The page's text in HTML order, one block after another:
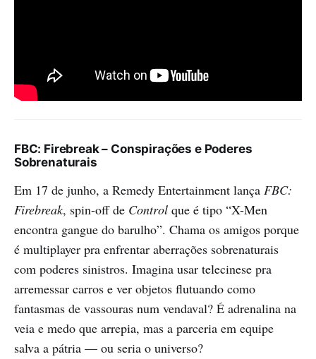
FBC: Firebreak – Conspirações e Poderes
Sobrenaturais
Em 17 de junho, a Remedy Entertainment lança FBC:
Firebreak, spin-off de Control que é tipo “X-Men
encontra gangue do barulho”. Chama os amigos porque
é multiplayer pra enfrentar aberrações sobrenaturais
com poderes sinistros. Imagina usar telecinese pra
arremessar carros e ver objetos flutuando como
fantasmas de vassouras num vendaval? É adrenalina na
veia e medo que arrepia, mas a parceria em equipe
salva a pátria — ou seria o universo?